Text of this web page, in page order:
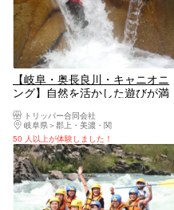
【岐阜・奥長良川・キャニオニ
ング】自然を活かした遊びが満
流れに身を任せよう！（中学生
以上・半日コース・写真つき）
トリッパー合同会社
岐阜県
郡上・美濃・関
50 人以上が体験しました！